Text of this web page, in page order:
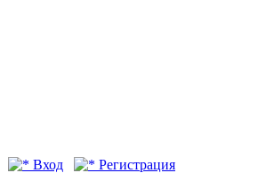
Вход Регистрация